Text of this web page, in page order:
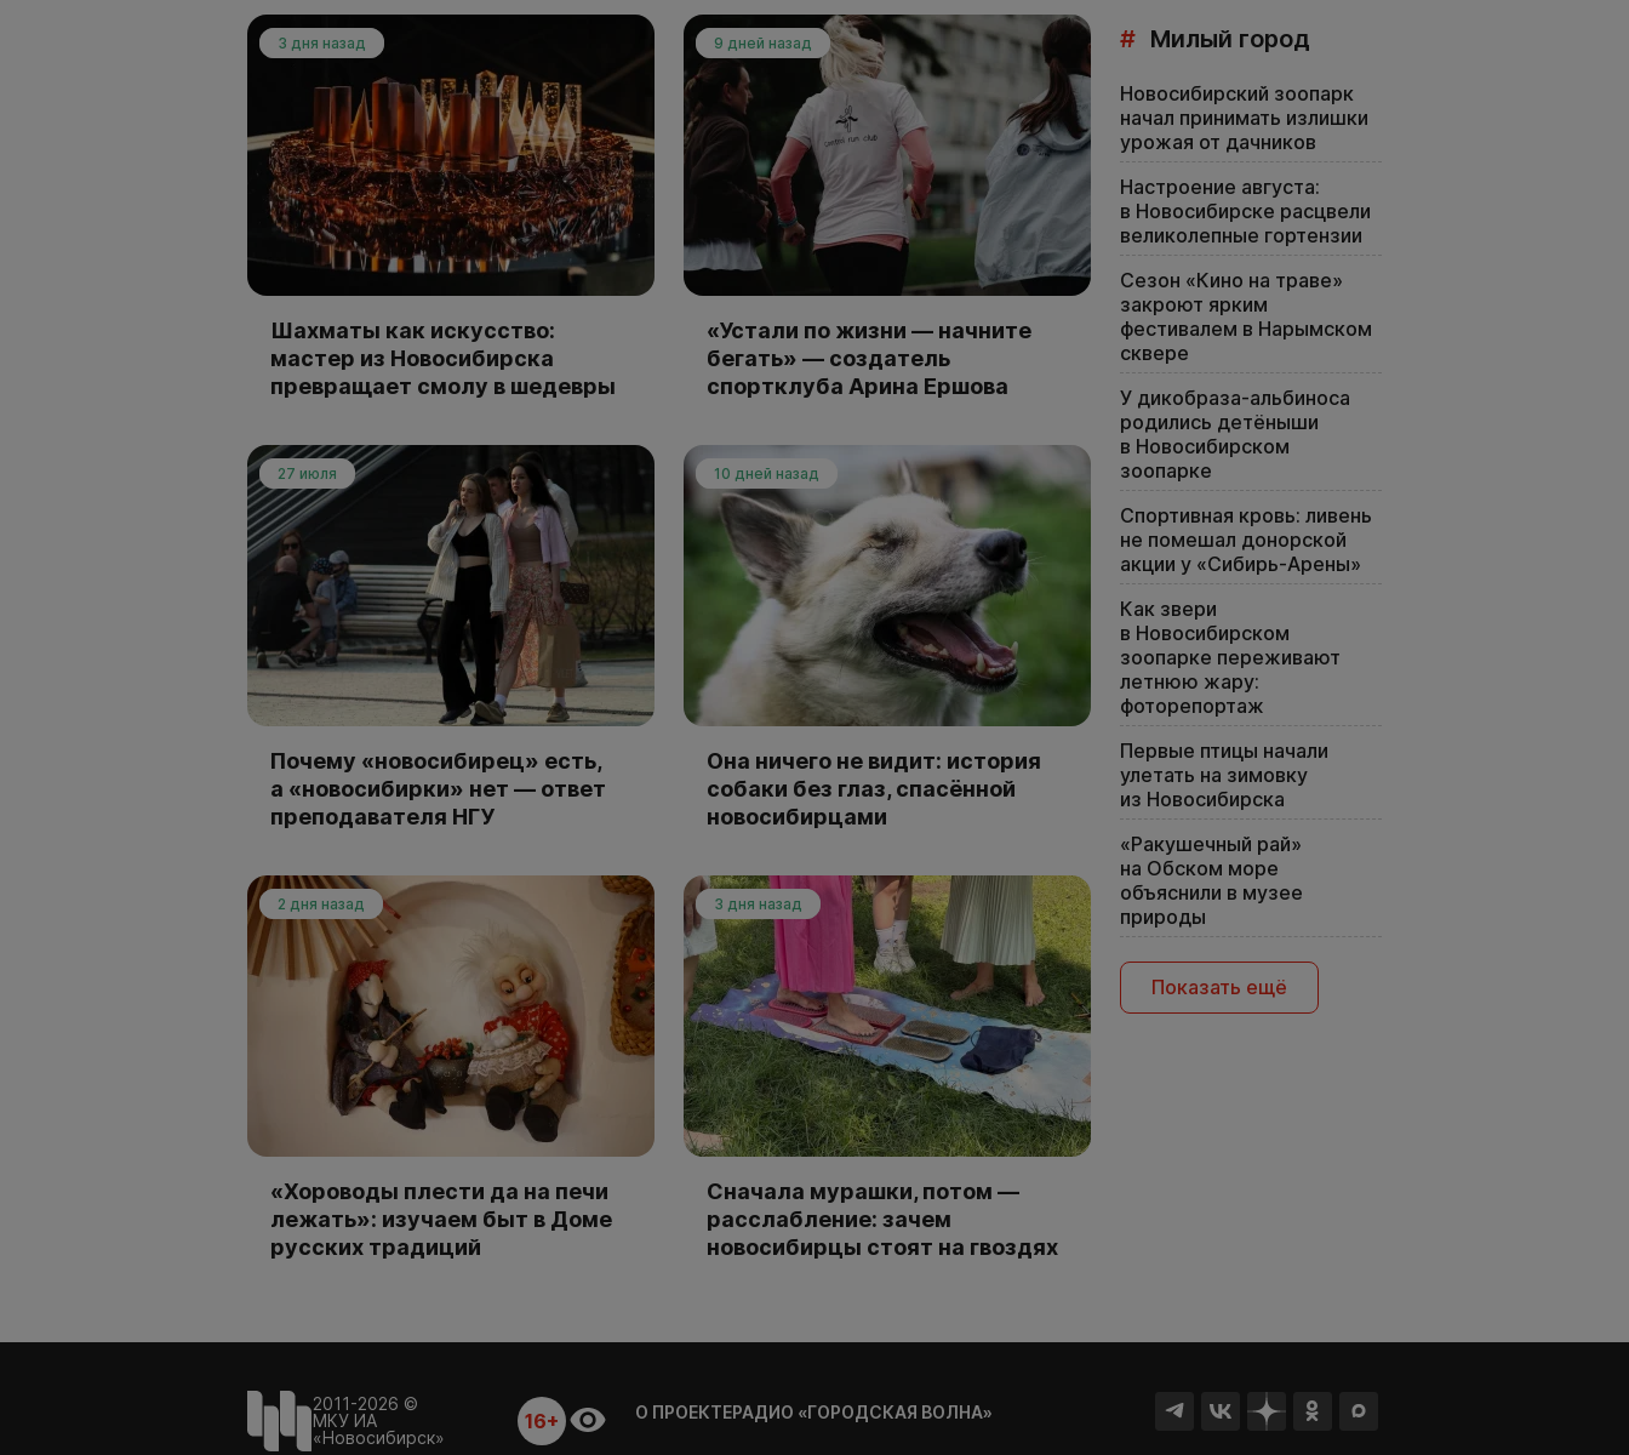
3 дня назад
Шахматы как искусство:
мастер из Новосибирска
превращает смолу в шедевры
9 дней назад
«Устали по жизни — начните
бегать» — создатель
спортклуба Арина Ершова
27 июля
Почему «новосибирец» есть,
а «новосибирки» нет — ответ
преподавателя НГУ
10 дней назад
Она ничего не видит: история
собаки без глаз, спасённой
новосибирцами
2 дня назад
«Хороводы плести да на печи
лежать»: изучаем быт в Доме
русских традиций
3 дня назад
Сначала мурашки, потом —
расслабление: зачем
новосибирцы стоят на гвоздях
# Милый город
Новосибирский зоопарк
начал принимать излишки
урожая от дачников
Настроение августа:
в Новосибирске расцвели
великолепные гортензии
Сезон «Кино на траве»
закроют ярким
фестивалем в Нарымском
сквере
У дикобраза-альбиноса
родились детёныши
в Новосибирском
зоопарке
Спортивная кровь: ливень
не помешал донорской
акции у «Сибирь-Арены»
Как звери
в Новосибирском
зоопарке переживают
летнюю жару:
фоторепортаж
Первые птицы начали
улетать на зимовку
из Новосибирска
«Ракушечный рай»
на Обском море
объяснили в музее
природы
Показать ещё
2011-2026 ©
МКУ ИА
«Новосибирск»
16+ О ПРОЕКТЕРАДИО «ГОРОДСКАЯ ВОЛНА»